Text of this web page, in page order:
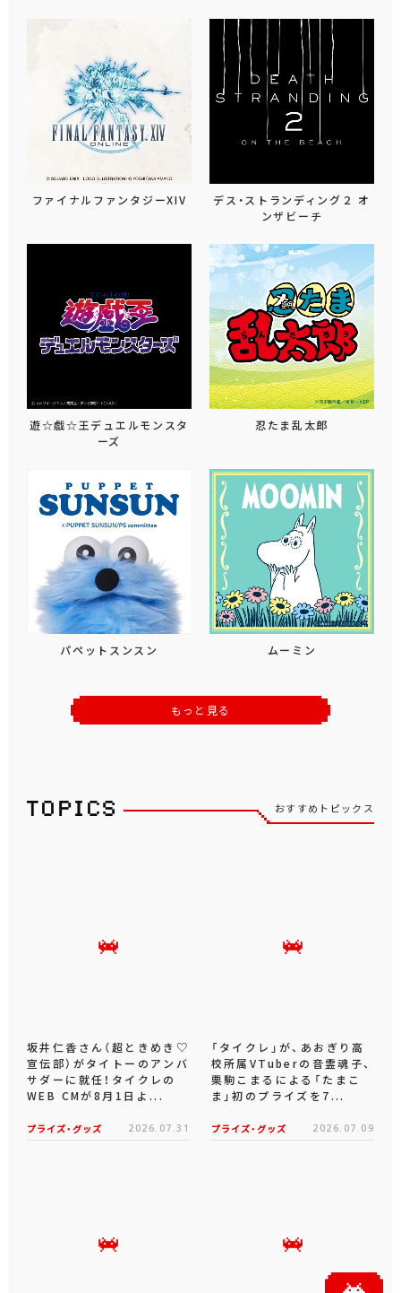
ファイナルファンタジーXIV
デス・ストランディング２ オ
ンザビーチ
遊☆戯☆王デュエルモンスタ
ーズ
忍たま乱太郎
パペットスンスン ムーミン
もっと見る
おすすめトピックス
坂井仁香さん（超ときめき♡
宣伝部）がタイトーのアンバ
サダーに就任！タイクレの
WEB CMが8月1日よ...
プライズ・グッズ 2026.07.31
「タイクレ」が、あおぎり高
校所属VTuberの音霊魂子、
栗駒こまるによる「たまこ
ま」初のプライズを7...
プライズ・グッズ 2026.07.09